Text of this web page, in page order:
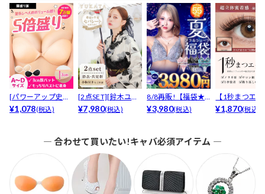
[パワーアップ史上
最強5倍盛りアップ
¥1,078(税込)
[2点SET][鈴木ユリ
ア(baby)...
¥7,980(税込)
8/8再販!【福袋★
ブラセット3点
¥3,980(税込)
【1秒まつエ
リュームタイ
¥1,870(税込)
― 合わせて買いたい!キャバ必須アイテム ―